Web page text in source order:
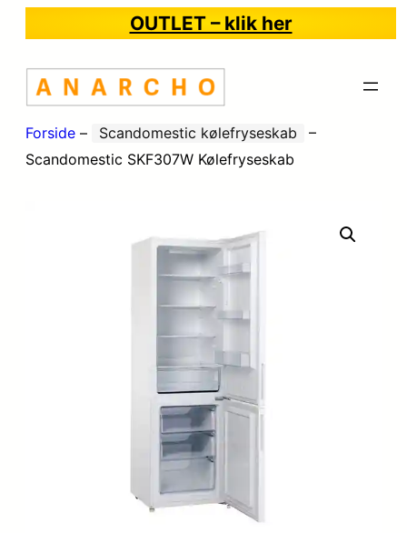
OUTLET – klik her
Forside – Scandomestic kølefryseskab
–
Scandomestic SKF307W Kølefryseskab